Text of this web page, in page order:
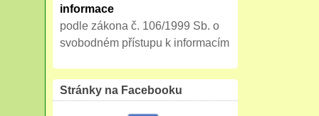
informace
podle zákona č. 106/1999 Sb. o
svobodném přístupu k informacím
Stránky na Facebooku